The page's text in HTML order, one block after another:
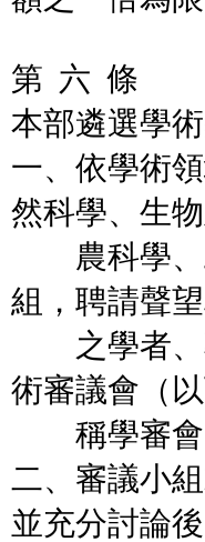
第 六 條
本部遴選學
一、依學術
然科學、生
農科學、
組，聘請聲
之學者、
術審議會（
稱學審會
二、審議小
並充分討論